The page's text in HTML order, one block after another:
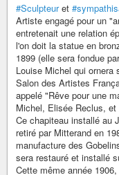
#Sculpteuret
Artiste engagé pour un
entretenait une relation
l'on doit la statue en
1899 (elle sera fondue
Louise Michel qui
Salon des Artistes
appelé "Rêve pour une
Michel, Elisée Reclus,
Ce chapiteau installé au
retiré par Mitterand en
manufacture des
sera restauré et installé
Cette même année